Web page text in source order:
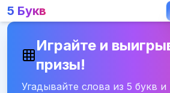
5 Букв
Играйте и
призы!
Угадывайте слова из 5 букв и